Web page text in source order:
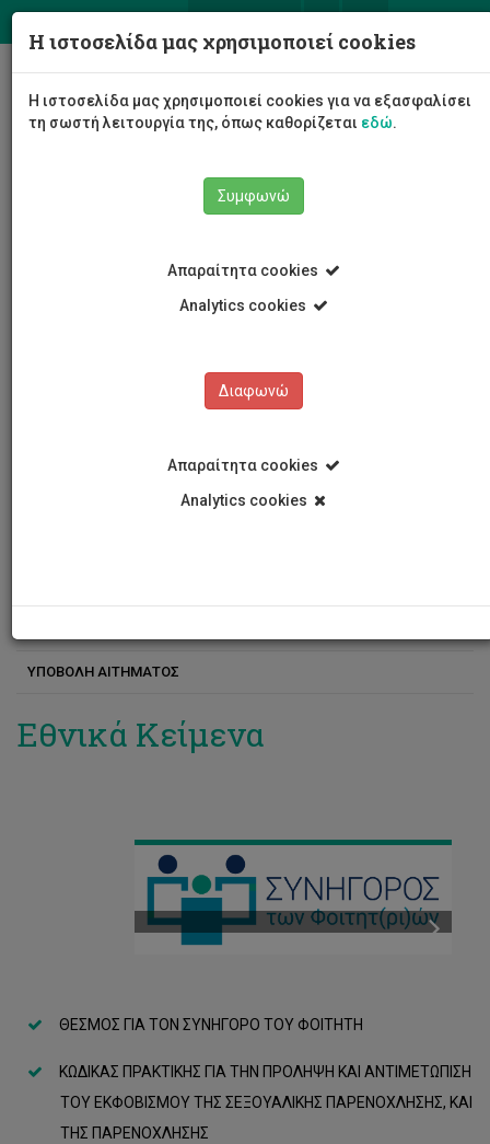
ΚΑΝΟΝΙΣΜΟΙ/ΝΟΜΟΘΕΣΙΑ
ΕΘΝΙΚΑ ΚΕΙΜΕΝΑ
ΕΞΕΤΑΣΗ ΠΕΡΙΠΤΩΣΕΩΝ
ΟΡΟΙ ΕΝΤΟΛΗΣ
ΕΘΝΙΚΑ ΚΕΙΜΕΝΑ
ΔΙΕΘΝΗ ΚΕΙΜΕΝΑ
ΥΠΟΒΟΛΗ ΑΙΤΗΜΑΤΟΣ
Εθνικά Κείμενα
ΘΕΣΜΟΣ ΓΙA ΤΟΝ ΣΥΝΗΓΟΡΟ ΤΟΥ ΦΟΙΤΗΤΗ
ΚΩΔΙΚΑΣ ΠΡΑΚΤΙΚΗΣ ΓΙΑ ΤΗΝ ΠΡΟΛΗΨΗ KAI ΑΝΤΙΜΕΤΩΠΙΣΗ
ΤΟΥ ΕΚΦΟΒΙΣΜΟΥ ΤΗΣ ΣΕΞΟΥΑΛΙΚΗΣ ΠΑΡΕΝΟΧΛΗΣΗΣ, ΚΑΙ
ΤΗΣ ΠΑΡΕΝΟΧΛΗΣΗΣ
Η ιστοσελίδα μας χρησιμοποιεί cookies
Η ιστοσελίδα μας χρησιμοποιεί cookies για να εξασφαλίσει
τη σωστή λειτουργία της, όπως καθορίζεται εδώ.
Συμφωνώ
Απαραίτητα cookies
Analytics cookies
Διαφωνώ
Απαραίτητα cookies
Analytics cookies